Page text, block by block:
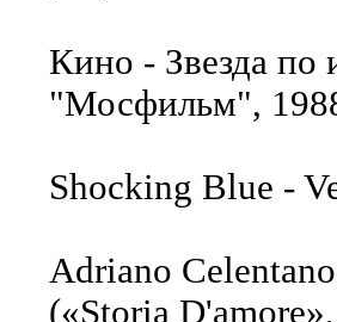
Кино - Звезда по
"Мосфильм",
Shocking Blue -
Adriano
(«Storia